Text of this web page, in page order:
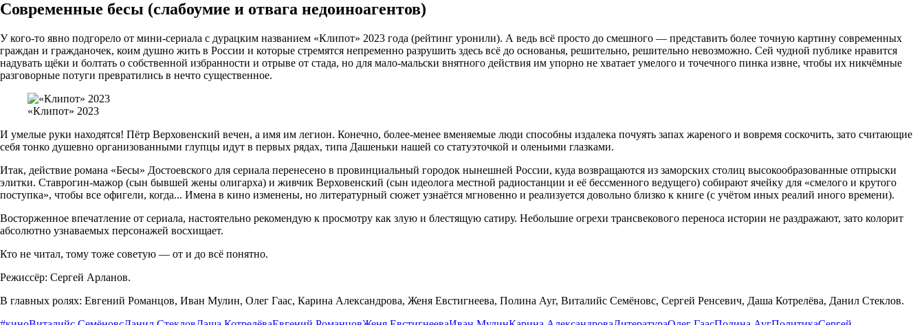
Современные бесы (слабоумие и отвага недоиноагентов)
У кого-то явно подгорело от мини-сериала с дурацким названием «Клипот» 2023 года (рейтинг уронили). А ведь всё просто до смешного — представить более точную картину современных
граждан и гражданочек, коим душно жить в России и которые стремятся непременно разрушить здесь всё до основанья, решительно, решительно невозможно. Сей чудной публике нравится
надувать щёки и болтать о собственной избранности и отрыве от стада, но для мало-мальски внятного действия им упорно не хватает умелого и точечного пинка извне, чтобы их никчёмные
разговорные потуги превратились в нечто существенное.
«Клипот» 2023
И умелые руки находятся! Пётр Верховенский вечен, а имя им легион. Конечно, более-менее вменяемые люди способны издалека почуять запах жареного и вовремя соскочить, зато считающие
себя тонко душевно организованными глупцы идут в первых рядах, типа Дашеньки нашей со статуэточкой и оленьими глазками.
Итак, действие романа «Бесы» Достоевского для сериала перенесено в провинциальный городок нынешней России, куда возвращаются из заморских столиц высокообразованные отпрыски
элитки. Ставрогин-мажор (сын бывшей жены олигарха) и живчик Верховенский (сын идеолога местной радиостанции и её бессменного ведущего) собирают ячейку для «смелого и крутого
поступка», чтобы все офигели, когда... Имена в кино изменены, но литературный сюжет узнаётся мгновенно и реализуется довольно близко к книге (с учётом иных реалий иного времени).
Восторженное впечатление от сериала, настоятельно рекомендую к просмотру как злую и блестящую сатиру. Небольшие огрехи трансвекового переноса истории не раздражают, зато колорит
абсолютно узнаваемых персонажей восхищает.
Кто не читал, тому тоже советую — от и до всё понятно.
Режиссёр: Сергей Арланов.
В главных ролях: Евгений Романцов, Иван Мулин, Олег Гаас, Карина Александрова, Женя Евстигнеева, Полина Ауг, Виталийс Семёновс, Сергей Ренсевич, Даша Котрелёва, Данил Стеклов.